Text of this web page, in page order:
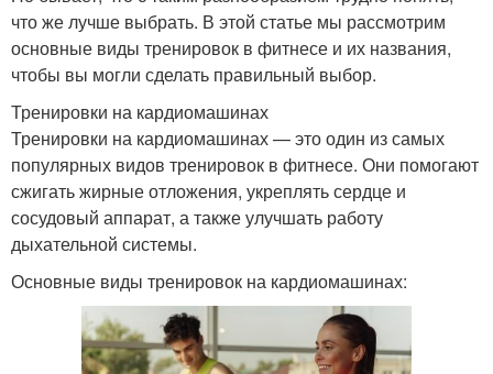
что же лучше выбрать. В этой статье мы рассмотрим
основные виды тренировок в фитнесе и их названия,
чтобы вы могли сделать правильный выбор.
Тренировки на кардиомашинах
Тренировки на кардиомашинах — это один из самых
популярных видов тренировок в фитнесе. Они помогают
сжигать жирные отложения, укреплять сердце и
сосудовый аппарат, а также улучшать работу
дыхательной системы.
Основные виды тренировок на кардиомашинах: